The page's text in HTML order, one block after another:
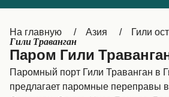
Ελλάδα
Polska
Schweiz (DE)
На главную Азия Гили
Гили Траванган
Паром Гили
Паромный порт Гили Траванган в
предлагает паромные переправы